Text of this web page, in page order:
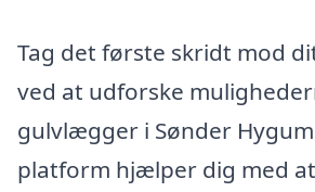
Tag det første skridt mod
ved at udforske
gulvlægger i Sønder
platform hjælper dig med